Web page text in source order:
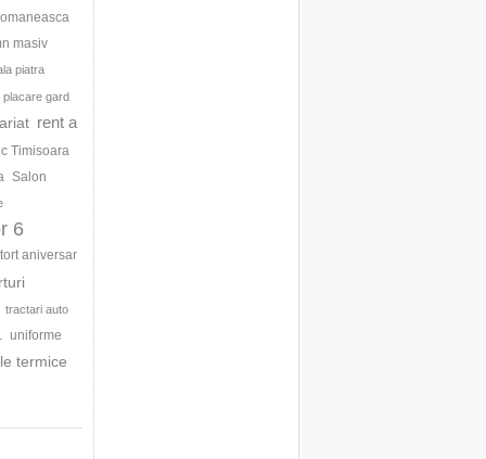
masiv
piatra
placare gard
rent a
Timisoara
Salon
6
tort aniversar
tractari auto
uniforme
termice